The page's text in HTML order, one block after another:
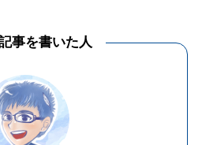
事を書いた人